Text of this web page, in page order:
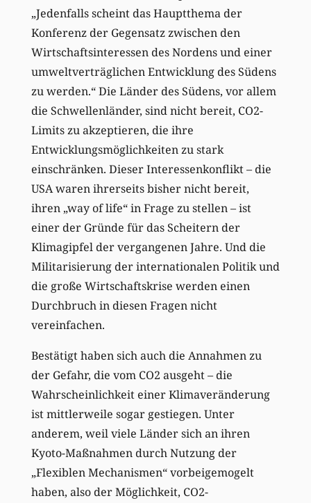
„Jedenfalls scheint das Hauptthema der
Konferenz der Gegensatz zwischen den
Wirtschaftsinteressen des Nordens und einer
umweltverträglichen Entwicklung des Südens
zu werden.“ Die Länder des Südens, vor allem
die Schwellenländer, sind nicht bereit, CO2-
Limits zu akzeptieren, die ihre
Entwicklungsmöglichkeiten zu stark
einschränken. Dieser Interessenkonflikt – die
USA waren ihrerseits bisher nicht bereit,
ihren „way of life“ in Frage zu stellen – ist
einer der Gründe für das Scheitern der
Klimagipfel der vergangenen Jahre. Und die
Militarisierung der internationalen Politik und
die große Wirtschaftskrise werden einen
Durchbruch in diesen Fragen nicht
vereinfachen.
Bestätigt haben sich auch die Annahmen zu
der Gefahr, die vom CO2 ausgeht – die
Wahrscheinlichkeit einer Klimaveränderung
ist mittlerweile sogar gestiegen. Unter
anderem, weil viele Länder sich an ihren
Kyoto-Maßnahmen durch Nutzung der
„Flexiblen Mechanismen“ vorbeigemogelt
haben, also der Möglichkeit, CO2-